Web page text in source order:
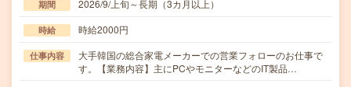
期間 2026/9/上旬～長期（3カ月以上）
時給 時給2000円
仕事内容
大手韓国の総合家電メーカーでの営業フォローのお仕事で
す。【業務内容】主にPCやモニターなどのIT製品…